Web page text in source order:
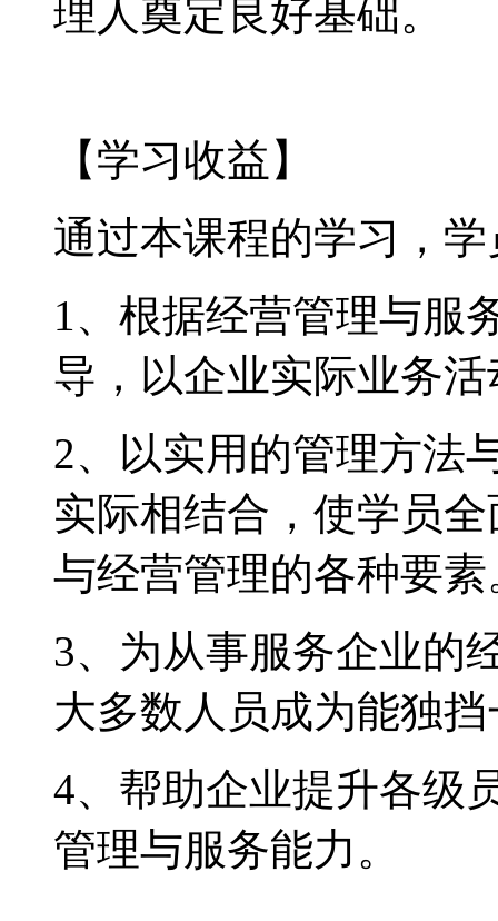
理人奠定良好基础。
【学习收益】
通过本课程的学习，
1 、根据经营管理与服
导，以企业实际业务
2、以实用的管理方法
实际相结合，使学员
与经营管理的各种要素
3、为从事服务企业的
大多数人员成为能独
4、帮助企业提升各级
管理与服务能力。